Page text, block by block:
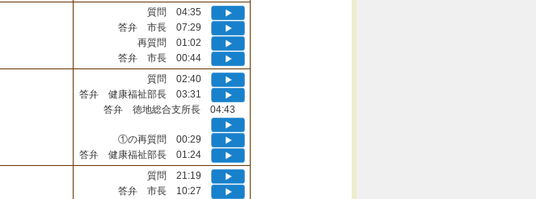
質問 04:35
答弁 市長 07:29
再質問 01:02
答弁 市長 00:44
質問 02:40
答弁 健康福祉部長 03:31
答弁 徳地総合支所長 04:43
①の再質問 00:29
答弁 健康福祉部長 01:24
質問 21:19
答弁 市長 10:27